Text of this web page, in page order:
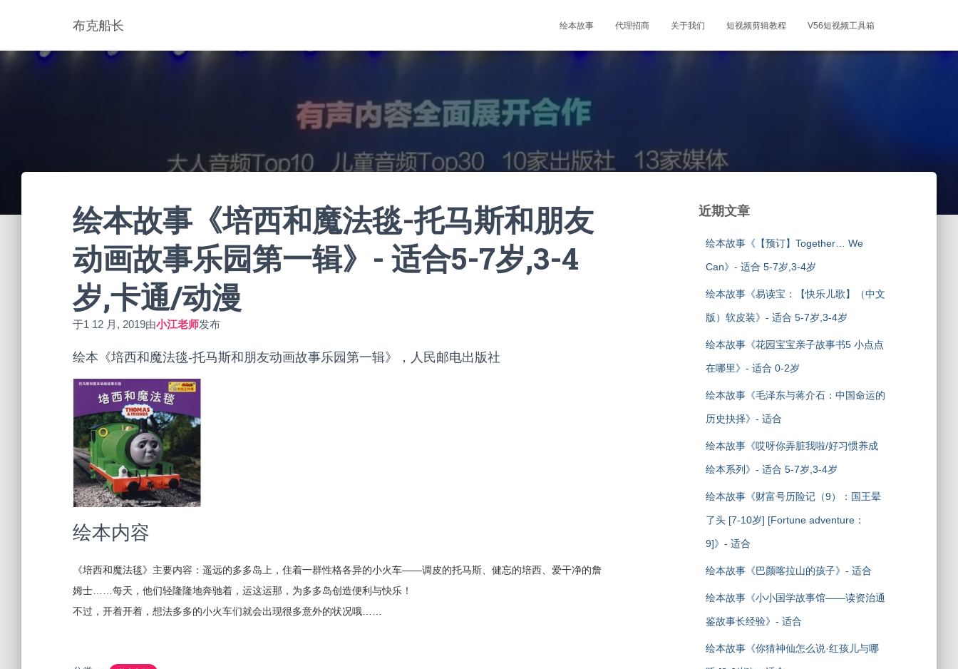
布克船长 绘本故事 代理招商 关于我们 短视频剪辑教程 V56短视频工具箱
绘本故事《培西和魔法毯-托马斯和朋友
动画故事乐园第一辑》- 适合5-7岁,3-4
岁,卡通/动漫
于1 12 月, 2019由小江老师发布
绘本《培西和魔法毯-托马斯和朋友动画故事乐园第一辑》，人民邮电出版社
绘本内容
《培西和魔法毯》主要内容：遥远的多多岛上，住着一群性格各异的小火车——调皮的托马斯、健忘的培西、爱干净的詹
姆士……每天，他们轻隆隆地奔驰着，运这运那，为多多岛创造便利与快乐！
不过，开着开着，想法多多的小火车们就会出现很多意外的状况哦……
近期文章
绘本故事《【预订】Together… We
Can》- 适合 5-7岁,3-4岁
绘本故事《易读宝：【快乐儿歌】（中文
版）软皮装》- 适合 5-7岁,3-4岁
绘本故事《花园宝宝亲子故事书5 小点点
在哪里》- 适合 0-2岁
绘本故事《毛泽东与蒋介石：中国命运的
历史抉择》- 适合
绘本故事《哎呀你弄脏我啦/好习惯养成
绘本系列》- 适合 5-7岁,3-4岁
绘本故事《财富号历险记（9）：国王晕
了头 [7-10岁] [Fortune adventure：
9]》- 适合
绘本故事《巴颜喀拉山的孩子》- 适合
绘本故事《小小国学故事馆——读资治通
鉴故事长经验》- 适合
绘本故事《你猜神仙怎么说·红孩儿与哪